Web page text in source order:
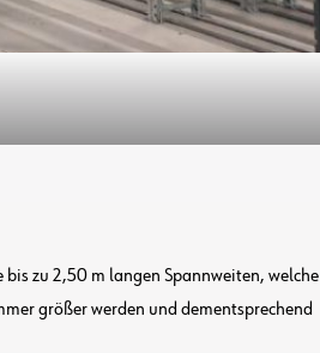
zu 2,50 m langen Spannweiten, welche
größer werden und dementsprechend